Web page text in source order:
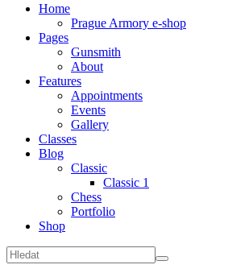
Home
Prague Armory e-shop
Pages
Gunsmith
About
Features
Appointments
Events
Gallery
Classes
Blog
Classic
Classic 1
Chess
Portfolio
Shop